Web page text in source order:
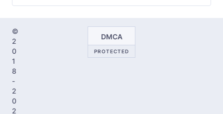
©
2
0
1
8
-
2
0
2
DMCA
PROTECTED